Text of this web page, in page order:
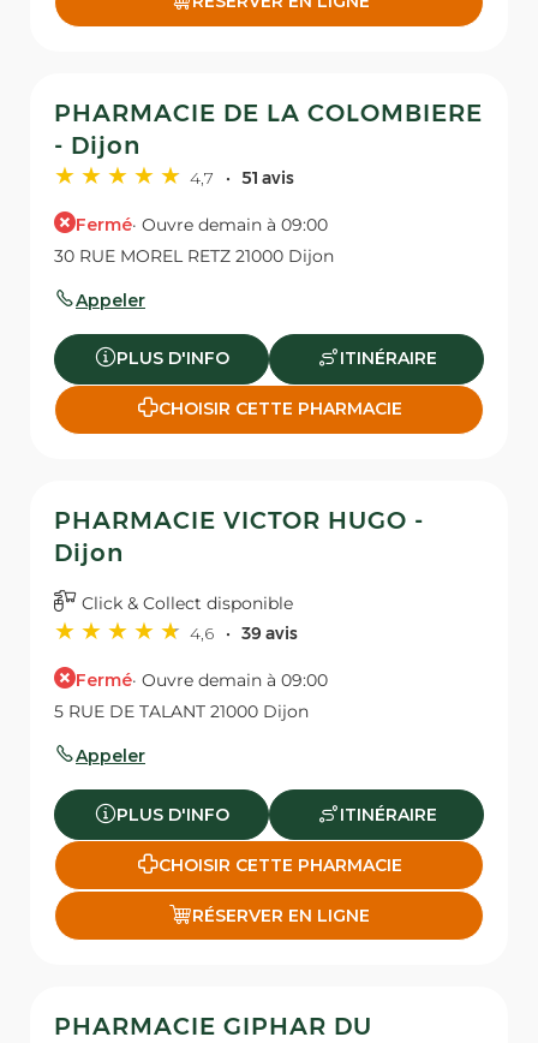
PHARMACIE DE LA COLOMBIERE
- Dijon
4,7 51 avis
Fermé· Ouvre demain à 09:00
30 RUE MOREL RETZ 21000 Dijon
Appeler
PLUS D'INFO ITINÉRAIRE
CHOISIR CETTE PHARMACIE
PHARMACIE VICTOR HUGO -
Dijon
Click & Collect disponible
4,6
39 avis
Fermé· Ouvre demain à 09:00
5 RUE DE TALANT 21000 Dijon
Appeler
PLUS D'INFO ITINÉRAIRE
CHOISIR CETTE PHARMACIE
RÉSERVER EN LIGNE
PHARMACIE GIPHAR DU